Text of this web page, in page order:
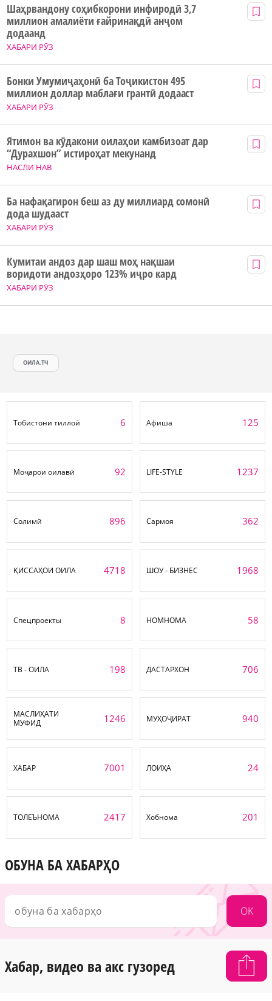
ХАБАРИ РӮЗ
Шаҳрвандону соҳибкорони инфиродӣ 3,7
миллион амалиёти ғайринақдӣ анҷом
додаанд
ХАБАРИ РӮЗ
Бонки Умумиҷаҳонӣ ба Тоҷикистон 495
миллион доллар маблағи грантӣ додааст
НАСЛИ НАВ
Ятимон ва кӯдакони оилаҳои камбизоат дар
“Дурахшон” истироҳат мекунанд
ХАБАРИ РӮЗ
Ба нафақагирон беш аз ду миллиард сомонӣ
дода шудааст
ХАБАРИ РӮЗ
Кумитаи андоз дар шаш моҳ нақшаи
воридоти андозҳоро 123% иҷро кард
ОИЛА.ТЧ
Тобистони тиллоӣ 6 Афиша 125
Моҷарои оилавӣ 92 LIFE-STYLE 1237
Солимӣ 896 Сармоя 362
ҚИССАҲОИ ОИЛА 4718 ШОУ - БИЗНЕС 1968
Спецпроекты 8 НОМНОМА 58
ТВ - ОИЛА 198 ДАСТАРХОН 706
МАСЛИҲАТИ
МУФИД
1246 МУҲОҶИРАТ 940
ХАБАР 7001 ЛОИҲА 24
ТОЛЕЪНОМА 2417 Хобнома 201
ОБУНА БА ХАБАРҲО
OK
Хабар, видео ва акс гузоред